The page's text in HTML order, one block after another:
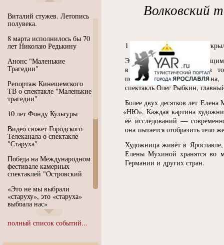
Виталий стужев. Летопись
полувека.
8 марта исполнилось бы 70
лет Николаю Редькину
Анонс "Маленькие
Трагедии"
Репортаж Кинешемского
ТВ о спектакле "Маленькие
трагедии"
10 лет Фонду Культуры
Видео сюжет Городского
Телеканала о спектакле
"Старуха"
Победа на Международном
фестивале камерных
спектаклей "Островский
«Это не мы выбрали
«старуху», это «старуха»
выбрала нас»
Иммерсивный спектакль
"Язык чистого полета
полный список событий...
Волковский
1 июня Волковский театр
Экспозиция объединена
в том, что чуть позже в тот
по рассказам Ивана
спектакль Олег Рыбкин,
Более двух десятков лет
«НЮ». Каждая картина
её исследований —
она пытается отобразить тело
Художница живёт в
Елены Мухиной хранятся во
Германии и других стран.